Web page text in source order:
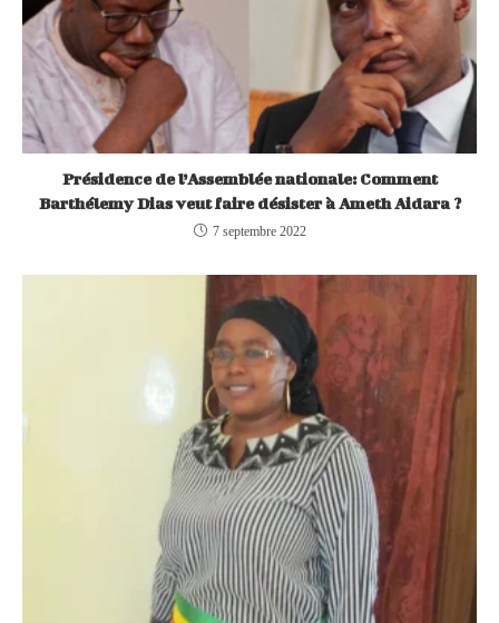
Présidence de l’Assemblée nationale: Comment
Barthélemy Dias veut faire désister à Ameth Aidara ?
7 septembre 2022